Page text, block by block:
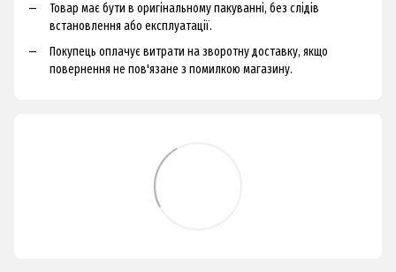
Товар має бути в оригінальному пакуванні, без слідів
встановлення або експлуатації.
Покупець оплачує витрати на зворотну доставку, якщо
повернення не пов'язане з помилкою магазину.